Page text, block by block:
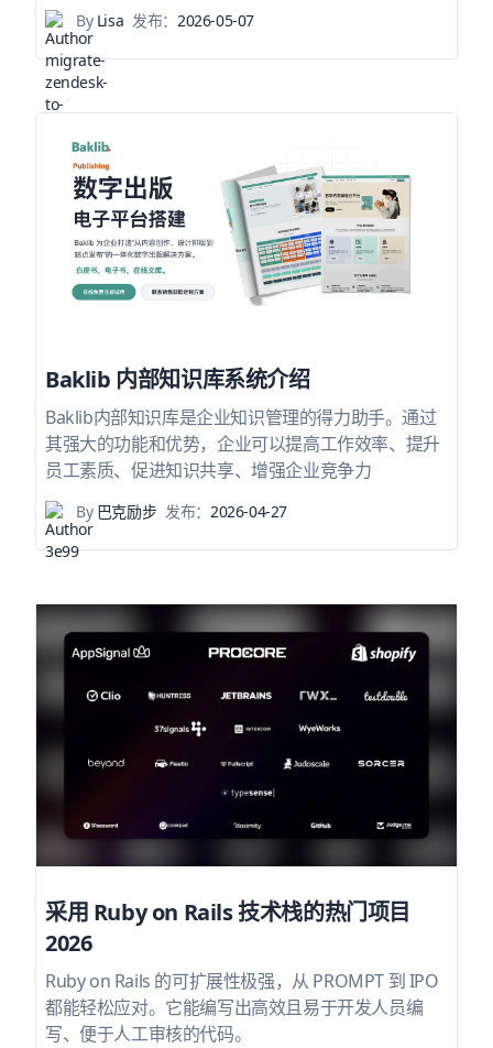
ByLisa 发布：2026-05-07
Baklib 内部知识库系统介绍
Baklib内部知识库是企业知识管理的得力助手。通过
其强大的功能和优势，企业可以提高工作效率、提升
员工素质、促进知识共享、增强企业竞争力
By巴克励步 发布：2026-04-27
采用 Ruby on Rails 技术栈的热门项目
2026
Ruby on Rails 的可扩展性极强，从 PROMPT 到 IPO
都能轻松应对。它能编写出高效且易于开发人员编
写、便于人工审核的代码。